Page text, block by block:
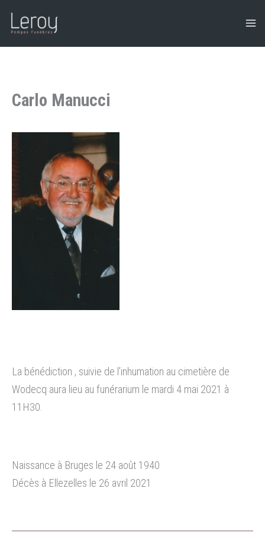
Carlo Manucci
La bénédiction , suivie de l’inhumation au cimetière de
Wodecq aura lieu au funérarium le mardi 4 mai 2021 à
11H30.
Naissance à Bruges le 24 août 1940
Décès à Ellezelles le 26 avril 2021